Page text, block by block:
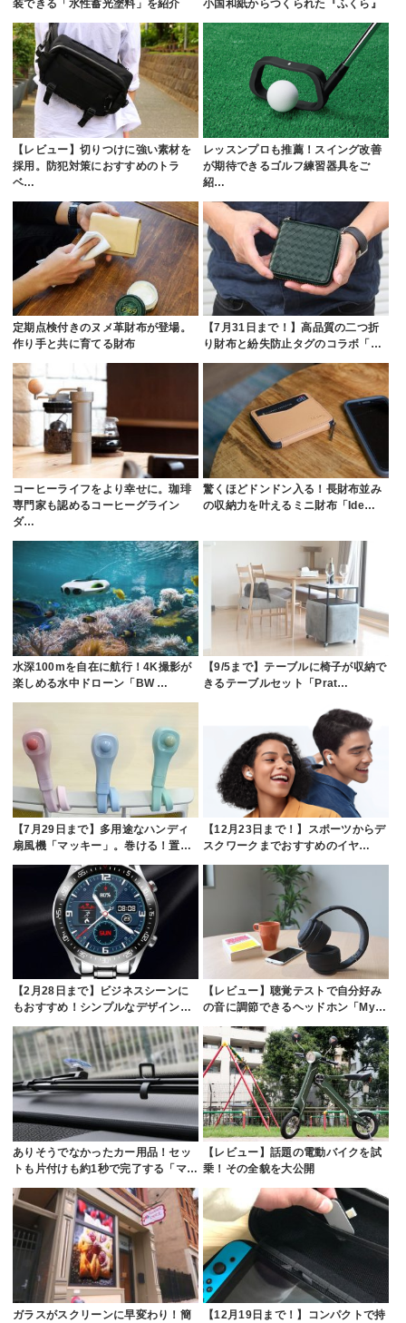
装できる「水性蓄光塗料」を紹介 小国和紙からつくられた『ふくら』
【レビュー】切りつけに強い素材を
採用。防犯対策におすすめのトラ
ベ…
レッスンプロも推薦！スイング改善
が期待できるゴルフ練習器具をご
紹…
定期点検付きのヌメ革財布が登場。
作り手と共に育てる財布
【7月31日まで！】高品質の二つ折
り財布と紛失防止タグのコラボ「…
コーヒーライフをより幸せに。珈琲
専門家も認めるコーヒーグライン
ダ…
驚くほどドンドン入る！長財布並み
の収納力を叶えるミニ財布「Ide…
水深100mを自在に航行！4K撮影が
楽しめる水中ドローン「BW …
【9/5まで】テーブルに椅子が収納で
きるテーブルセット「Prat…
【7月29日まで】多用途なハンディ
扇風機「マッキー」。巻ける！置…
【12月23日まで！】スポーツからデ
スクワークまでおすすめのイヤ…
【2月28日まで】ビジネスシーンに
もおすすめ！シンプルなデザイン…
【レビュー】聴覚テストで自分好み
の音に調節できるヘッドホン「My…
ありそうでなかったカー用品！セッ
トも片付けも約1秒で完了する「マ…
【レビュー】話題の電動バイクを試
乗！その全貌を大公開
ガラスがスクリーンに早変わり！簡
【12月19日まで！】コンパクトで持